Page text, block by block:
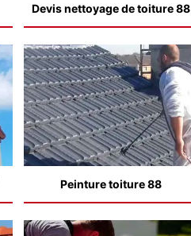
Devis nettoyage de toiture 88
Peinture toiture 88